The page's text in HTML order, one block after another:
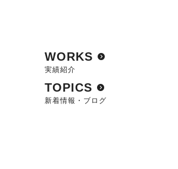
WORKS
実績紹介
TOPICS
新着情報・ブログ